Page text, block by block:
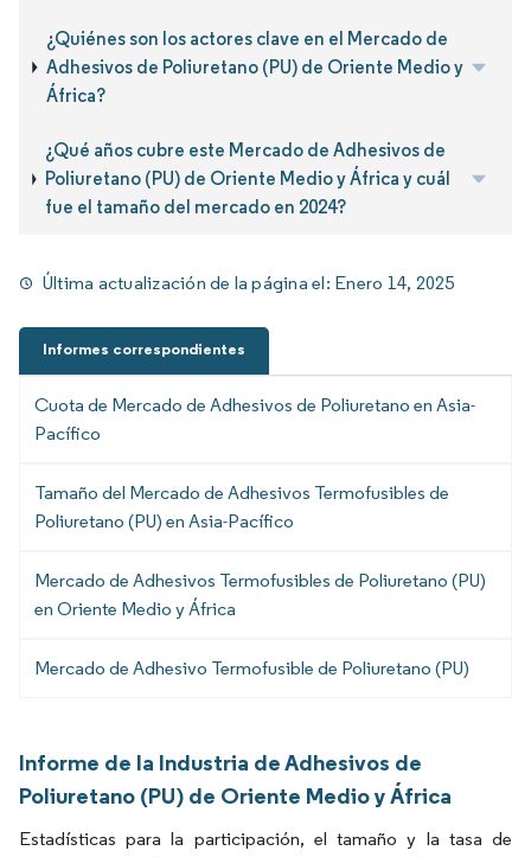
¿Quiénes son los actores clave en el Mercado de
Adhesivos de Poliuretano (PU) de Oriente Medio y
África?
¿Qué años cubre este Mercado de Adhesivos de
Poliuretano (PU) de Oriente Medio y África y cuál
fue el tamaño del mercado en 2024?
Última actualización de la página el: Enero 14, 2025
Informes correspondientes
Cuota de Mercado de Adhesivos de Poliuretano en Asia-
Pacífico
Tamaño del Mercado de Adhesivos Termofusibles de
Poliuretano (PU) en Asia-Pacífico
Mercado de Adhesivos Termofusibles de Poliuretano (PU)
en Oriente Medio y África
Mercado de Adhesivo Termofusible de Poliuretano (PU)
Informe de la Industria de Adhesivos de
Poliuretano (PU) de Oriente Medio y África
Estadísticas para la participación, el tamaño y la tasa de